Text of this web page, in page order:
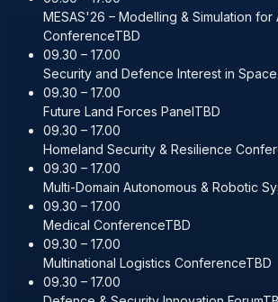
MESAS'26 – Modelling & Simulation for
ConferenceTBD
09.30 – 17.00
Security and Defence Interest in
09.30 – 17.00
Future Land Forces PanelTBD
09.30 – 17.00
Homeland Security & Resilience
09.30 – 17.00
Multi-Domain Autonomous & Robotic
09.30 – 17.00
Medical ConferenceTBD
09.30 – 17.00
Multinational Logistics ConferenceTBD
09.30 – 17.00